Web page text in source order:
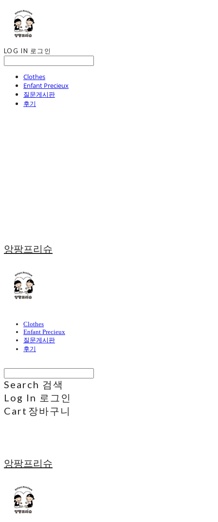
LOG IN 로그인
Clothes
Enfant Precieux
질문게시판
후기
앙팡프리슈
Clothes
Enfant Precieux
질문게시판
후기
Search 검색
Log In 로그인
Cart 장바구니
앙팡프리슈